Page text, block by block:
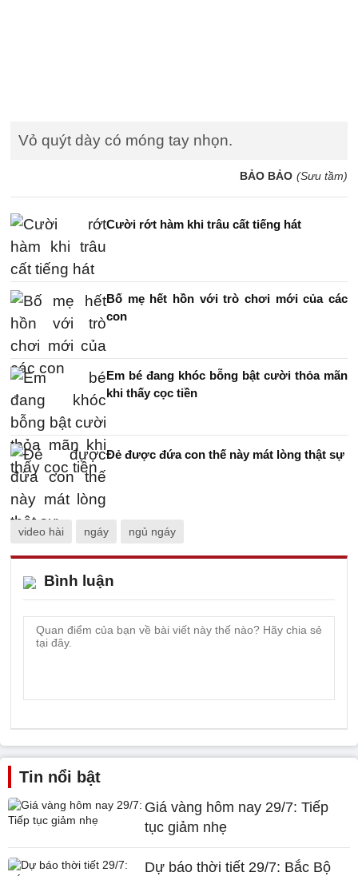
Vỏ quýt dày có móng tay nhọn.
BẢO BẢO (Sưu tầm)
Cười rớt hàm khi trâu cất tiếng hát
Bố mẹ hết hồn với trò chơi mới của các
con
Em bé đang khóc bỗng bật cười thỏa mãn
khi thấy cọc tiền
Đẻ được đứa con thế này mát lòng thật sự
video hài ngáy ngủ ngáy
Bình luận
Tin nổi bật
Giá vàng hôm nay 29/7: Tiếp
tục giảm nhẹ
Dự báo thời tiết 29/7: Bắc Bộ